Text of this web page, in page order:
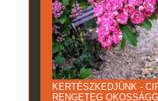
KERTÉSZKEDJÜNK -
RENGETEG